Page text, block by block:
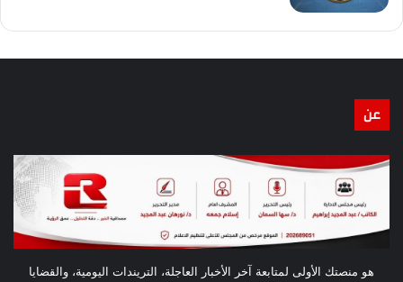
عن
هو منصتك الأولى لمتابعة آخر الأخبار العاجلة، التريندات اليومية، والقضايا